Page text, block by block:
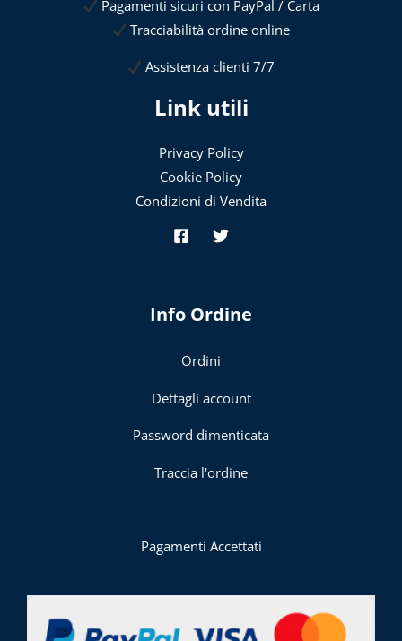
Pagamenti sicuri con PayPal / Carta
Tracciabilità ordine online
Assistenza clienti 7/7
Link utili
Privacy Policy
Cookie Policy
Condizioni di Vendita
Info Ordine
Ordini
Dettagli account
Password dimenticata
Traccia l'ordine
Pagamenti Accettati